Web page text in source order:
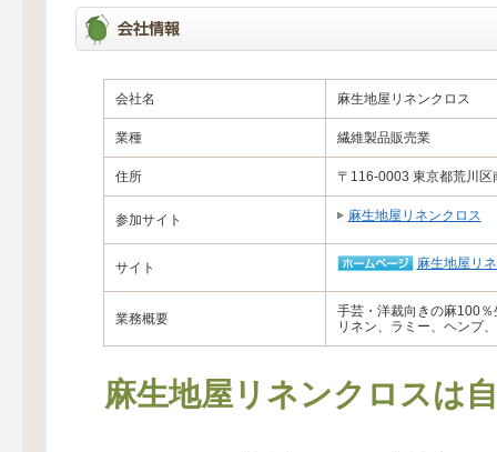
会社名 麻生地屋リネンクロス
業種 繊維製品販売業
住所 〒116-0003 東京都荒川
参加サイト 麻生地屋リネンクロス
サイト 麻生地屋リ
業務概要
手芸・洋裁向きの麻100％
リネン、ラミー、ヘンプ
麻生地屋リネンクロスは